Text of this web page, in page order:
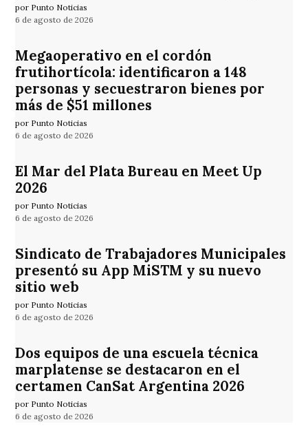
por Punto Noticias
6 de agosto de 2026
Megaoperativo en el cordón
frutihortícola: identificaron a 148
personas y secuestraron bienes por
más de $51 millones
por Punto Noticias
6 de agosto de 2026
El Mar del Plata Bureau en Meet Up
2026
por Punto Noticias
6 de agosto de 2026
Sindicato de Trabajadores Municipales
presentó su App MiSTM y su nuevo
sitio web
por Punto Noticias
6 de agosto de 2026
Dos equipos de una escuela técnica
marplatense se destacaron en el
certamen CanSat Argentina 2026
por Punto Noticias
6 de agosto de 2026